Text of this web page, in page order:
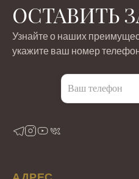
ОСТАВИТЬ
Узнайте о наших
укажите ваш номер